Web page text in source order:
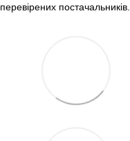
постачальників.